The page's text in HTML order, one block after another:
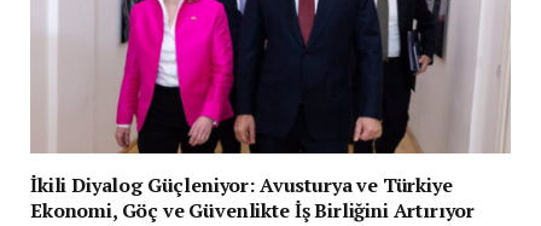
İkili Diyalog Güçleniyor: Avusturya ve Türkiye
Ekonomi, Göç ve Güvenlikte İş Birliğini Artırıyor